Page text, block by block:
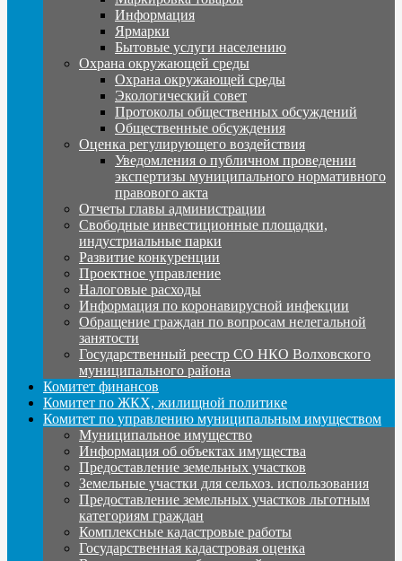
Информация
Ярмарки
Бытовые услуги населению
Охрана окружающей среды
Охрана окружающей среды
Экологический совет
Протоколы общественных обсуждений
Общественные обсуждения
Оценка регулирующего воздействия
Уведомления о публичном проведении
экспертизы муниципального нормативного
правового акта
Отчеты главы администрации
Свободные инвестиционные площадки,
индустриальные парки
Развитие конкуренции
Проектное управление
Налоговые расходы
Информация по коронавирусной инфекции
Обращение граждан по вопросам нелегальной
занятости
Государственный реестр СО НКО Волховского
муниципального района
Комитет финансов
Комитет по ЖКХ, жилищной политике
Комитет по управлению муниципальным имуществом
Муниципальное имущество
Информация об объектах имущества
Предоставление земельных участков
Земельные участки для сельхоз. использования
Предоставление земельных участков льготным
категориям граждан
Комплексные кадастровые работы
Государственная кадастровая оценка